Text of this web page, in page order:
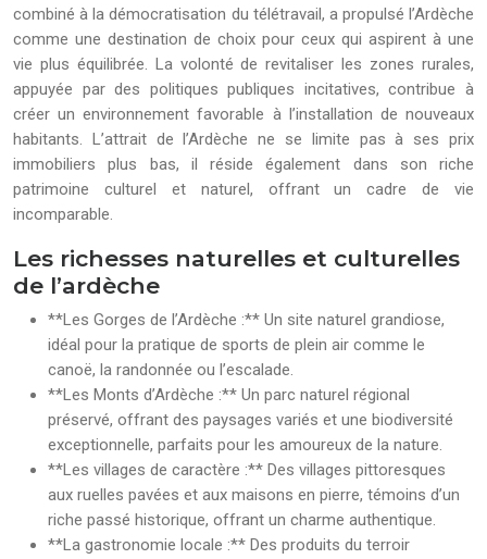
combiné à la démocratisation du télétravail, a propulsé l’Ardèche
comme une destination de choix pour ceux qui aspirent à une
vie plus équilibrée. La volonté de revitaliser les zones rurales,
appuyée par des politiques publiques incitatives, contribue à
créer un environnement favorable à l’installation de nouveaux
habitants. L’attrait de l’Ardèche ne se limite pas à ses prix
immobiliers plus bas, il réside également dans son riche
patrimoine culturel et naturel, offrant un cadre de vie
incomparable.
Les richesses naturelles et culturelles
de l’ardèche
**Les Gorges de l’Ardèche :** Un site naturel grandiose,
idéal pour la pratique de sports de plein air comme le
canoë, la randonnée ou l’escalade.
**Les Monts d’Ardèche :** Un parc naturel régional
préservé, offrant des paysages variés et une biodiversité
exceptionnelle, parfaits pour les amoureux de la nature.
**Les villages de caractère :** Des villages pittoresques
aux ruelles pavées et aux maisons en pierre, témoins d’un
riche passé historique, offrant un charme authentique.
**La gastronomie locale :** Des produits du terroir